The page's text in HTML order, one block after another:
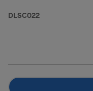
DLSC022